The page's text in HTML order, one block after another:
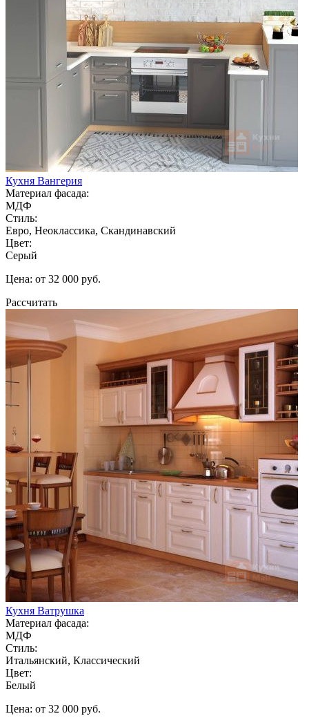
Кухня Вангерия
Материал фасада:
МДФ
Стиль:
Евро, Неоклассика, Скандинавский
Цвет:
Серый
Цена: от 32 000 руб.
Рассчитать
Кухня Ватрушка
Материал фасада:
МДФ
Стиль:
Итальянский, Классический
Цвет:
Белый
Цена: от 32 000 руб.